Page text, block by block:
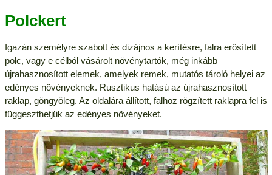
Polckert
Igazán személyre szabott és dizájnos a kerítésre, falra erősített
polc, vagy e célból vásárolt növénytartók, még inkább
újrahasznosított elemek, amelyek remek, mutatós tároló helyei az
edényes növényeknek. Rusztikus hatású az újrahasznosított
raklap, göngyöleg. Az oldalára állított, falhoz rögzített raklapra fel is
függeszthetjük az edényes növényeket.